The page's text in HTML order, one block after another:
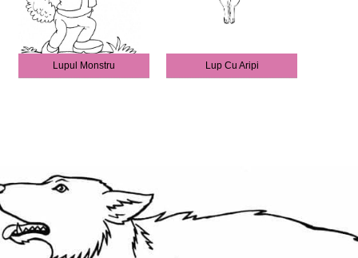
Lupul Monstru Lup Cu Aripi